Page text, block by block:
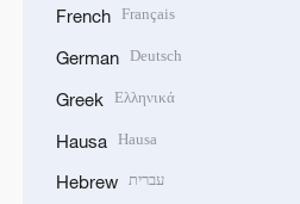
French Français
German Deutsch
Greek Ελληνικά
Hausa Hausa
Hebrew עברית